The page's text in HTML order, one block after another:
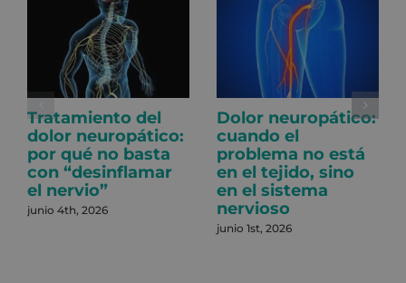
Tratamiento del
dolor neuropático:
por qué no basta
con “desinflamar
el nervio”
junio 4th, 2026
Dolor neuropático:
cuando el
problema no está
en el tejido, sino
en el sistema
nervioso
junio 1st, 2026